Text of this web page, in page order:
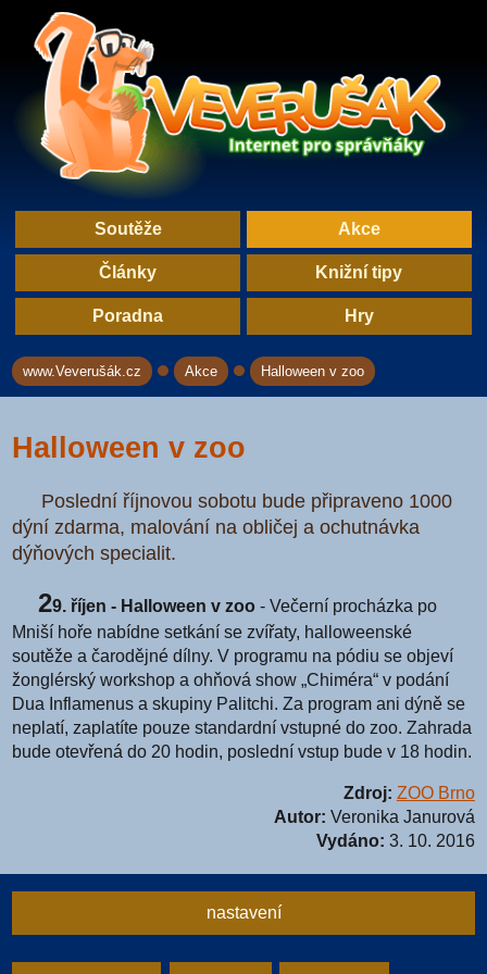
Soutěže Akce
Články Knižní tipy
Poradna Hry
www.Veverušák.cz→ Akce→ Halloween v zoo
Halloween v zoo
Poslední říjnovou sobotu bude připraveno 1000
dýní zdarma, malování na obličej a ochutnávka
dýňových specialit.
29. říjen - Halloween v zoo - Večerní procházka po
Mniší hoře nabídne setkání se zvířaty, halloweenské
soutěže a čarodějné dílny. V programu na pódiu se objeví
žonglérský workshop a ohňová show „Chiméra“ v podání
Dua Inflamenus a skupiny Palitchi. Za program ani dýně se
neplatí, zaplatíte pouze standardní vstupné do zoo. Zahrada
bude otevřená do 20 hodin, poslední vstup bude v 18 hodin.
Zdroj: ZOO Brno
Autor: Veronika Janurová
Vydáno: 3. 10. 2016
nastavení